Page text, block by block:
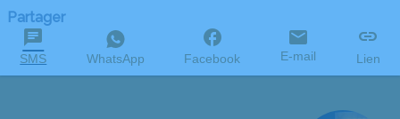
Partager
SMS WhatsApp Facebook E-mail Lien